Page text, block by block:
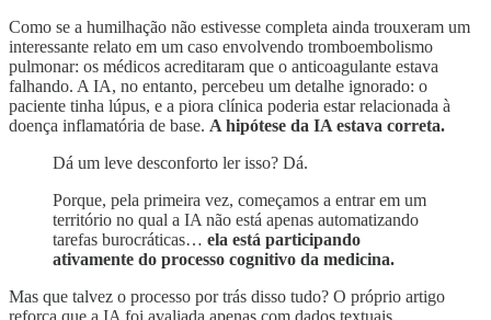
Como se a humilhação não estivesse completa ainda trouxeram um
interessante relato em um caso envolvendo tromboembolismo
pulmonar: os médicos acreditaram que o anticoagulante estava
falhando. A IA, no entanto, percebeu um detalhe ignorado: o
paciente tinha lúpus, e a piora clínica poderia estar relacionada à
doença inflamatória de base. A hipótese da IA estava correta.
Dá um leve desconforto ler isso? Dá.
Porque, pela primeira vez, começamos a entrar em um
território no qual a IA não está apenas automatizando
tarefas burocráticas… ela está participando
ativamente do processo cognitivo da medicina.
Mas que talvez o processo por trás disso tudo? O próprio artigo
reforça que a IA foi avaliada apenas com dados textuais.